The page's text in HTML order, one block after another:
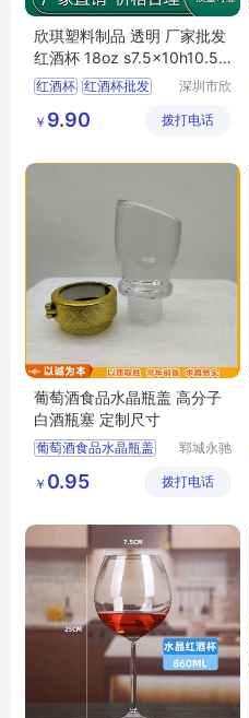
欣琪塑料制品 透明 厂家批发
红酒杯 18oz s7.5x10h10.5 7
5g
红酒杯 红酒杯批发
酒杯厂家
深圳市欣
品有限公
￥ 9.90 拨打电话
葡萄酒食品水晶瓶盖 高分子
白酒瓶塞 定制尺寸
葡萄酒食品水晶瓶盖
郓城永驰
公司
￥ 0.95 拨打电话